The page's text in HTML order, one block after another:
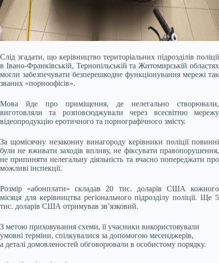
Слід згадати, що керівництво територіальних підрозділів поліції
в Івано-Франківській, Тернопільській та Житомирській областях
могли забезпечувати безперешкодне функціонування мережі так
званих «порноофісів».
Мова йде про приміщення, де нелегально створювали,
виготовляли та розповсюджували через всесвітню мережу
відеопродукцію еротичного та порнографічного змісту.
За щомісячну незаконну винагороду керівники поліції повинні
були не вживати заходів впливу, не фіксувати правопорушення,
не припиняти нелегальну діяльність та вчасно попереджати про
можливі інспекції.
Розмір «абонплати» складав 20 тис. доларів США кожного
місяця для керівництва регіонального підрозділу поліції. Ще 5
тис. доларів США отримував зв’язковий.
З метою приховування схеми, її учасники використовували
умовні терміни, спілкувалися за допомогою месенджерів,
а деталі домовленостей обговорювали в особистому порядку.